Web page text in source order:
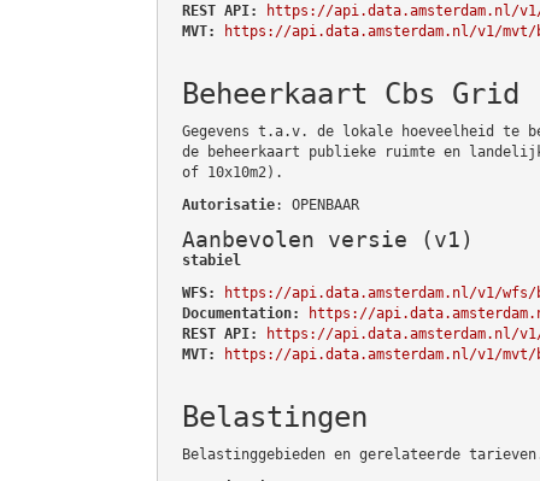
REST API:
https://api.data.amsterdam.nl/
MVT:
https://api.data.amsterdam.nl/v1/mvt/
Beheerkaart Cbs Grid
Gegevens t.a.v. de lokale hoeveelheid te
de beheerkaart publieke ruimte en landelijk
of 10x10m2).
Autorisatie: OPENBAAR
Aanbevolen versie (v1)
stabiel
WFS:
https://api.data.amsterdam.nl/v1/wfs/
Documentation:
https://
REST API:
https://api.data.amsterdam.nl/
MVT:
https://api.data.amsterdam.nl/v1/mvt/
Belastingen
Belastinggebieden en gerelateerde